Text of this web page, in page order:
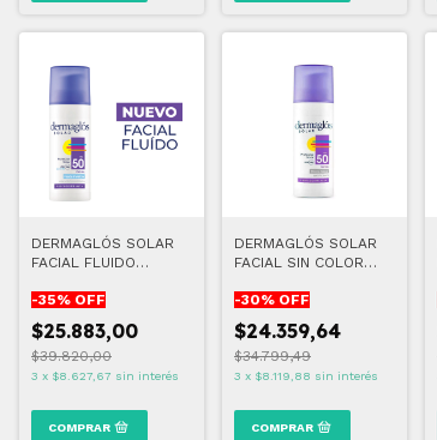
DERMAGLÓS SOLAR
FACIAL FLUIDO
-35% OFF
$25.883,00
$39.820,00
3 x $8.627,67 sin interés
DERMAGLÓS SOLAR
FACIAL SIN COLOR
-30% OFF
$24.359,64
$34.799,49
3 x $8.119,88 sin interés